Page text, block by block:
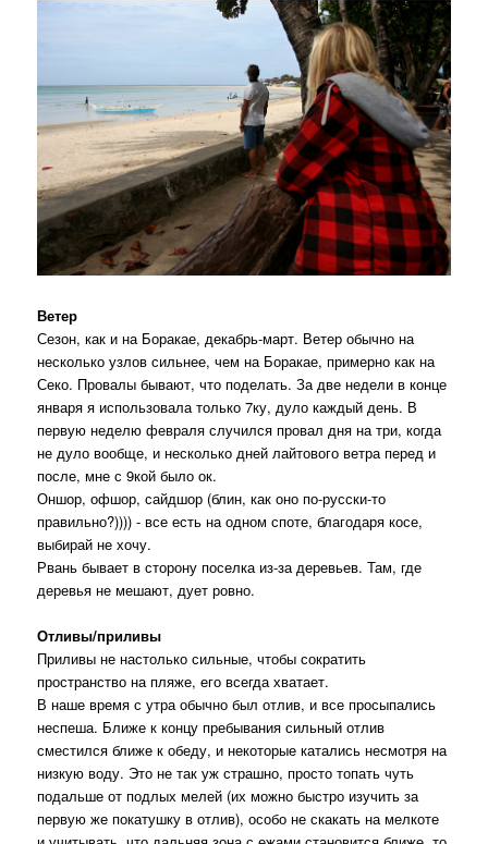
Ветер
Сезон, как и на Боракае, декабрь-март. Ветер обычно на
несколько узлов сильнее, чем на Боракае, примерно как на
Секо. Провалы бывают, что поделать. За две недели в конце
января я использовала только 7ку, дуло каждый день. В
первую неделю февраля случился провал дня на три, когда
не дуло вообще, и несколько дней лайтового ветра перед и
после, мне с 9кой было ок.
Оншор, офшор, сайдшор (блин, как оно по-русски-то
правильно?)))) - все есть на одном споте, благодаря косе,
выбирай не хочу.
Рвань бывает в сторону поселка из-за деревьев. Там, где
деревья не мешают, дует ровно.
Отливы/приливы
Приливы не настолько сильные, чтобы сократить
пространство на пляже, его всегда хватает.
В наше время с утра обычно был отлив, и все просыпались
неспеша. Ближе к концу пребывания сильный отлив
сместился ближе к обеду, и некоторые катались несмотря на
низкую воду. Это не так уж страшно, просто топать чуть
подальше от подлых мелей (их можно быстро изучить за
первую же покатушку в отлив), особо не скакать на мелкоте